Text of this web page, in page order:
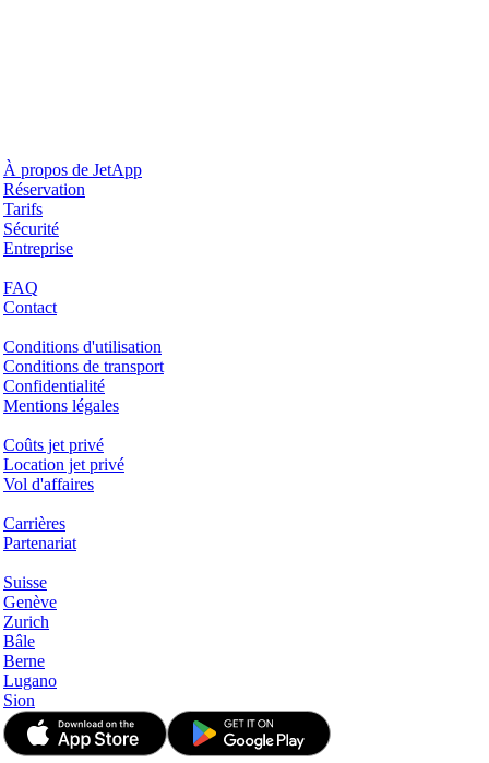
À propos de JetApp
Réservation
Tarifs
Sécurité
Entreprise
FAQ
Contact
Conditions d'utilisation
Conditions de transport
Confidentialité
Mentions légales
Coûts jet privé
Location jet privé
Vol d'affaires
Carrières
Partenariat
Suisse
Genève
Zurich
Bâle
Berne
Lugano
Sion